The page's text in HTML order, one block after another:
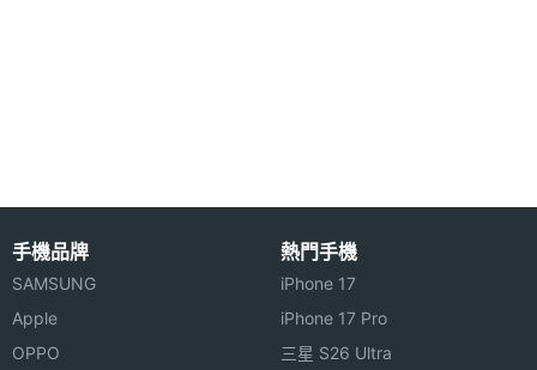
連接與應用
Wi-Fi
IEEE
a, ac, ax, b, g, n, n(2.4GHz), n(5GHz),
手機品牌
SAMSUNG
Apple
OPPO
熱門手機
iPhone 17
iPhone 17 Pro
三星 S26 Ultra